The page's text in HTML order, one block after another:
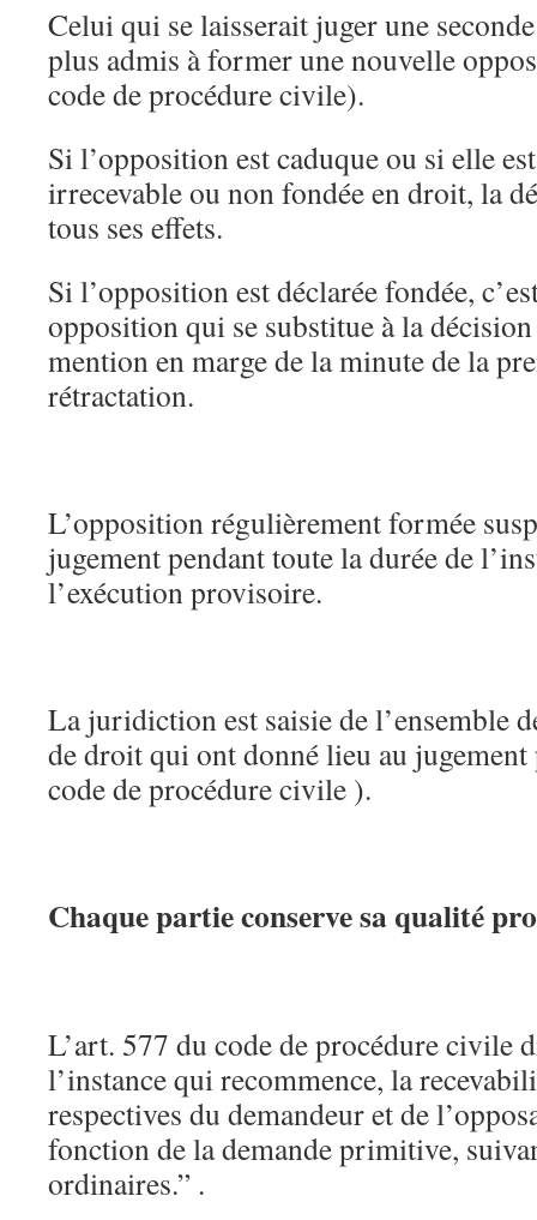
Celui qui se laisserait juger une
plus admis à former une nouvelle
code de procédure civile).
Si l’opposition est caduque ou si elle
irrecevable ou non fondée en droit, la
tous ses effets.
Si l’opposition est déclarée fondée,
opposition qui se substitue à la
mention en marge de la minute de la
rétractation.
L’opposition régulièrement formée
jugement pendant toute la durée de
l’exécution provisoire.
La juridiction est saisie de l’ensemble
de droit qui ont donné lieu au
code de procédure civile ).
Chaque partie conserve sa qualité
L’art. 577 du code de procédure civile
l’instance qui recommence, la
respectives du demandeur et de
fonction de la demande primitive,
ordinaires.” .